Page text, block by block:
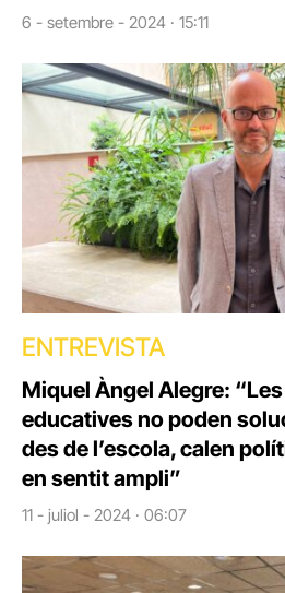
6 - setembre - 2024 · 15:11
ENTREVISTA
Miquel Àngel Alegre:
educatives no poden
des de l’escola, calen
en sentit ampli”
11 - juliol - 2024 · 06:07